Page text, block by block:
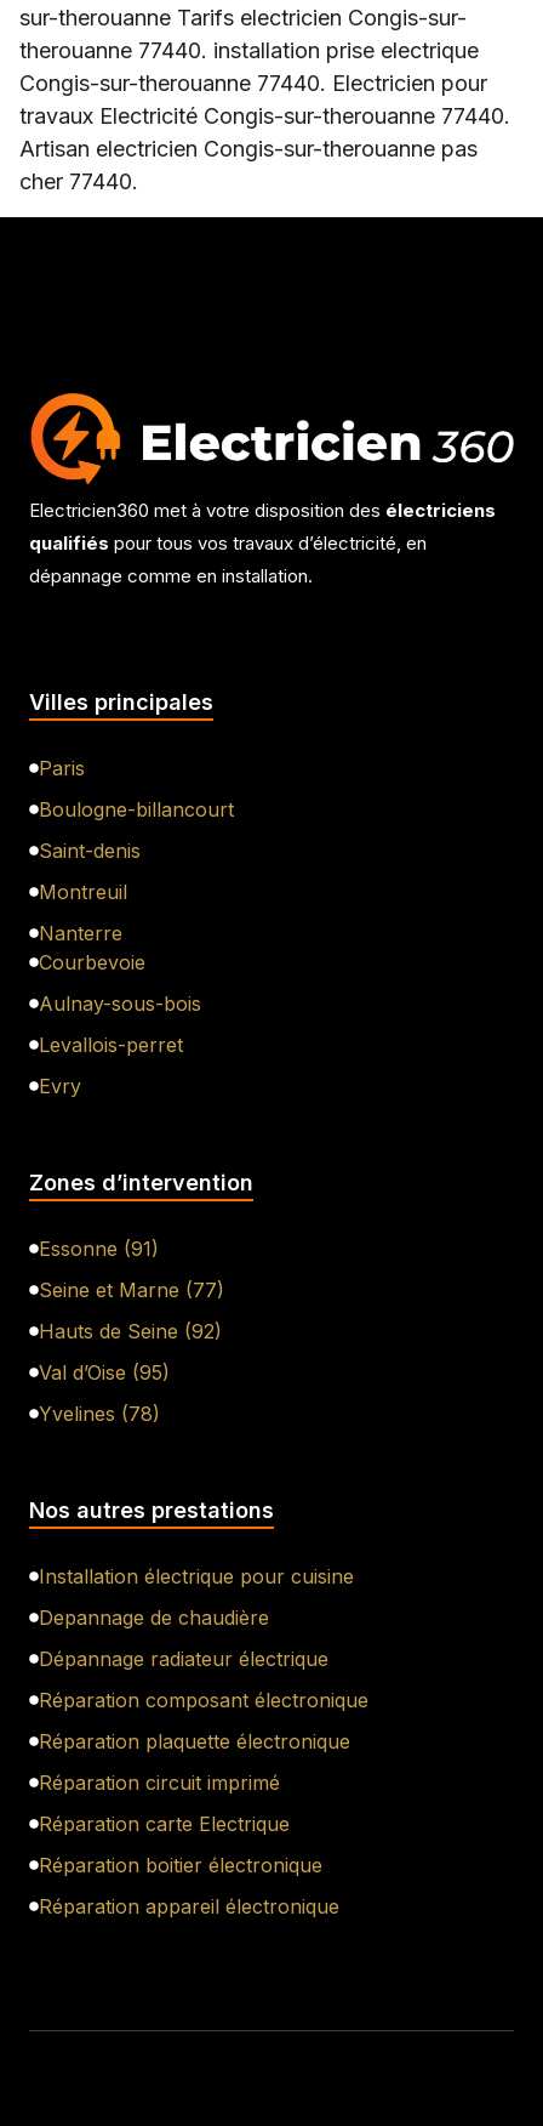
sur-therouanne Tarifs electricien Congis-sur-
therouanne 77440. installation prise electrique
Congis-sur-therouanne 77440. Electricien pour
travaux Electricité Congis-sur-therouanne 77440.
Artisan electricien Congis-sur-therouanne pas
cher 77440.
Electricien360 met à votre disposition des électriciens
qualifiés pour tous vos travaux d’électricité, en
dépannage comme en installation.
Villes principales
Paris
Boulogne-billancourt
Saint-denis
Montreuil
Nanterre
Courbevoie
Aulnay-sous-bois
Levallois-perret
Evry
Zones d’intervention
Essonne (91)
Seine et Marne (77)
Hauts de Seine (92)
Val d’Oise (95)
Yvelines (78)
Nos autres prestations
Installation électrique pour cuisine
Depannage de chaudière
Dépannage radiateur électrique
Réparation composant électronique
Réparation plaquette électronique
Réparation circuit imprimé
Réparation carte Electrique
Réparation boitier électronique
Réparation appareil électronique